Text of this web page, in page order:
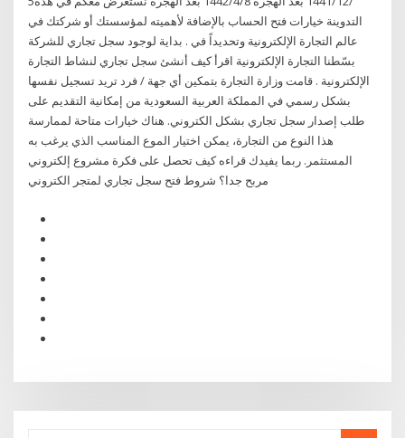
التدوينة خيارات فتح الحساب بالإضافة لأهميته لمؤسستك أو شركتك في
عالم التجارة الإلكترونية وتحديداً في . بداية لوجود سجل تجاري للشركة
بسّطنا التجارة الإلكترونية اقرأ كيف أنشئ سجل تجاري لنشاط التجارة
الإلكترونية . قامت وزارة التجارة بتمكين أي جهة / فرد تريد تسجيل نفسها
بشكل رسمي في المملكة العربية السعودية من إمكانية التقديم على
طلب إصدار سجل تجاري بشكل الكتروني. هناك خيارات متاحة لممارسة
هذا النوع من التجارة، يمكن اختيار الموع المناسب الذي يرغب به
المستثمر. ربما يفيدك قراءه كيف تحصل على فكرة مشروع إلكتروني
مربح جدا؟ شروط فتح سجل تجاري لمتجر الكتروني